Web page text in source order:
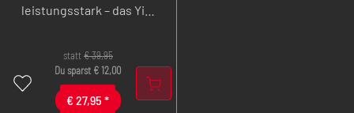
statt€39,95
Du sparst € 12,00
€ 27,95 *
leistungsstark – das YiHi
Watt Power, smartem
Chipsatz und innovativem
Liquid-Warnsystem.